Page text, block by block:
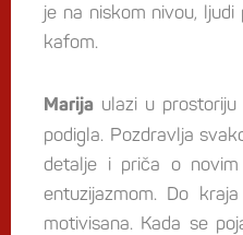
je na niskom nivou,
kafom.
Marija ulazi u
podigla. Pozdravlja
detalje i priča o
entuzijazmom. Do
motivisana. Kada se